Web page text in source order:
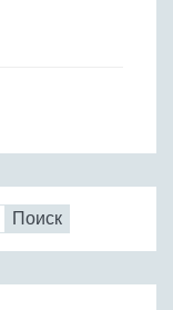
Поиск